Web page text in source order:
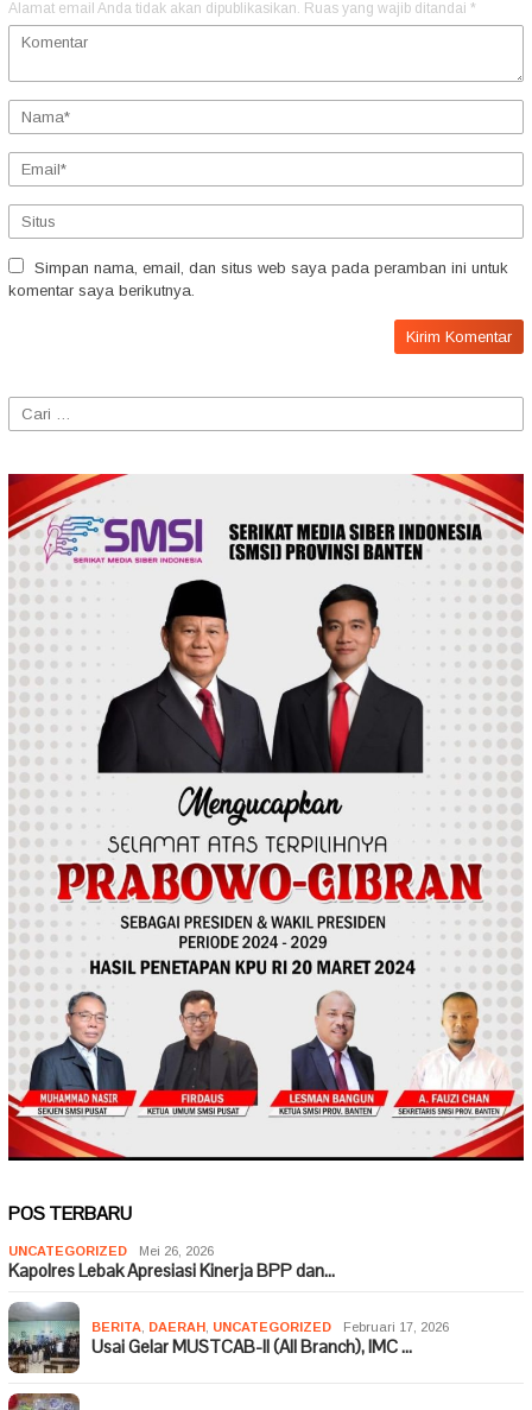
Alamat email Anda tidak akan dipublikasikan. Ruas yang wajib ditandai *
Simpan nama, email, dan situs web saya pada peramban ini untuk
komentar saya berikutnya.
Cari
untuk:
POS TERBARU
UNCATEGORIZED Mei 26, 2026
Kapolres Lebak Apresiasi Kinerja BPP dan…
BERITA DAERAH UNCATEGORIZED Februari 17, 2026
Usai Gelar MUSTCAB-II (All Branch), IMC …